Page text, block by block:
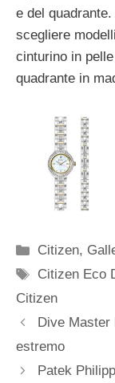
e del
scegliere
cinturino in
quadrante in
Categorie
Citizen,
Tag
Citizen Eco
Citizen
Navigazione
articolo
Dive
estremo
Patek